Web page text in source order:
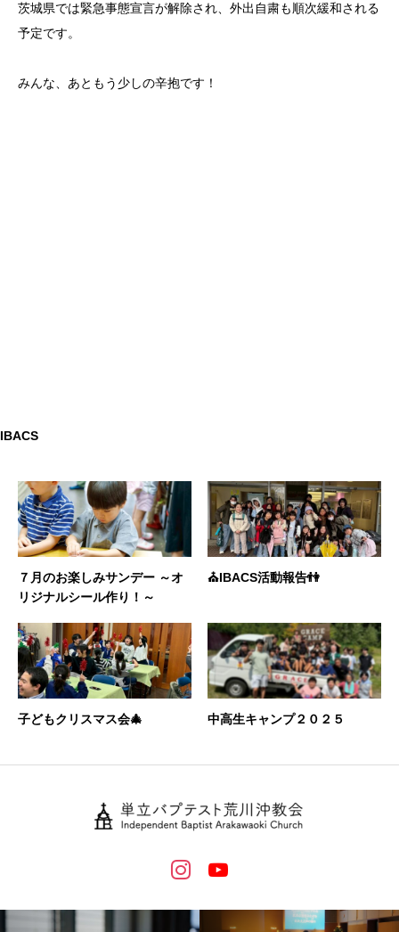
茨城県では緊急事態宣言が解除され、外出自粛も順次緩和される
予定です。
みんな、あともう少しの辛抱です！
IBACS
７月のお楽しみサンデー ～オ
リジナルシール作り！～
⛪️IBACS活動報告👫
子どもクリスマス会🎄 中高生キャンプ２０２５